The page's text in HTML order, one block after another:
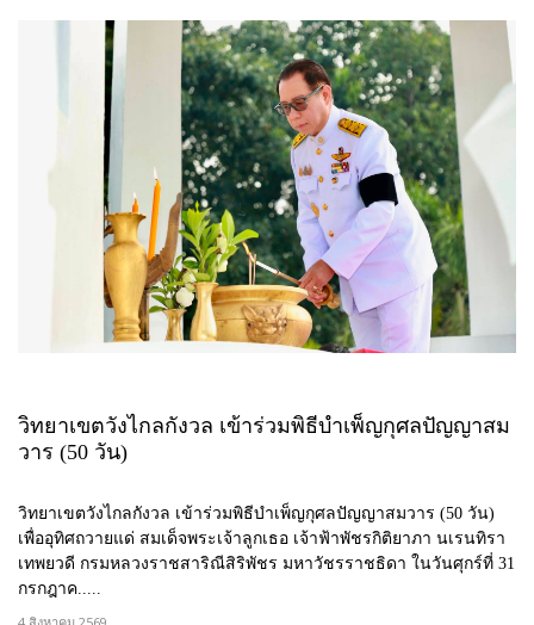
วิทยาเขตวังไกลกังวล เข้าร่วมพิธีบำเพ็ญกุศลปัญญาสม
วาร (50 วัน)
วิทยาเขตวังไกลกังวล เข้าร่วมพิธีบำเพ็ญกุศลปัญญาสมวาร (50 วัน)
เพื่ออุทิศถวายแด่ สมเด็จพระเจ้าลูกเธอ เจ้าฟ้าพัชรกิติยาภา นเรนทิรา
เทพยวดี กรมหลวงราชสาริณีสิริพัชร มหาวัชรราชธิดา ในวันศุกร์ที่ 31
กรกฎาค.....